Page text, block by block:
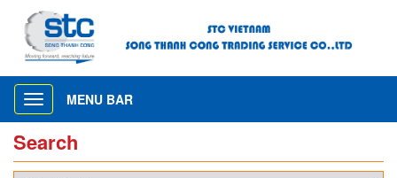
Toggle
navigation
MENU BAR
Search